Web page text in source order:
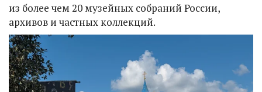
из более чем 20 музейных собраний России,
архивов и частных коллекций.